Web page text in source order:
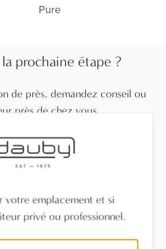
Pure
prochaine étape ?
de près, demandez conseil ou
près de chez vous.
le showroom
Stel een vraag
votre emplacement et si
privé ou professionnel.